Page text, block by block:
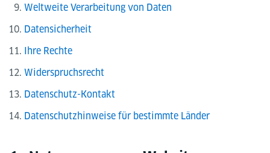
Weltweite Verarbeitung von Daten
Datensicherheit
Ihre Rechte
Widerspruchsrecht
Datenschutz-Kontakt
Datenschutzhinweise für bestimmte Länder